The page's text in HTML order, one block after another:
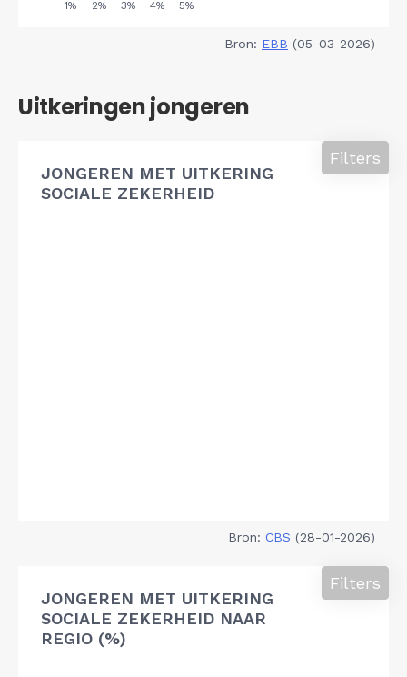
Bron: EBB (05-03-2026)
Uitkeringen jongeren
JONGEREN MET UITKERING
SOCIALE ZEKERHEID
Filters
Bron: CBS (28-01-2026)
JONGEREN MET UITKERING
SOCIALE ZEKERHEID NAAR
REGIO (%)
Filters